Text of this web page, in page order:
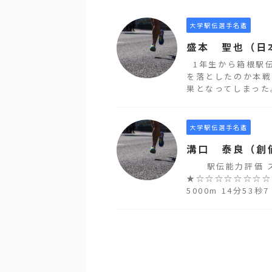
大学駅伝選手名鑑
盛本 聖也（日
1年生から箱根駅
を落としたのか本
果となってしまっ
大学駅伝選手名鑑
溝口 泰良（創
駅伝能力評価
★☆☆☆☆☆☆☆☆☆
5000m 14分53秒